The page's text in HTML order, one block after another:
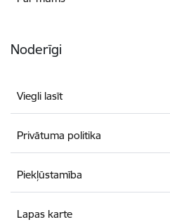
Noderīgi
Viegli lasīt
Privātuma politika
Piekļūstamība
Lapas karte